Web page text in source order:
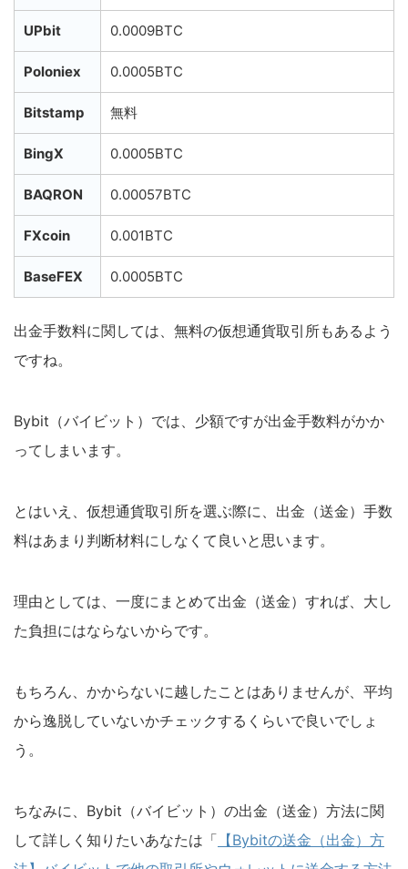
UPbit 0.0009BTC
Poloniex 0.0005BTC
Bitstamp 無料
BingX 0.0005BTC
BAQRON 0.00057BTC
FXcoin 0.001BTC
BaseFEX 0.0005BTC
出金手数料に関しては、無料の仮想通貨取引所もあるよう
ですね。
Bybit（バイビット）では、少額ですが出金手数料がかか
ってしまいます。
とはいえ、仮想通貨取引所を選ぶ際に、出金（送金）手数
料はあまり判断材料にしなくて良いと思います。
理由としては、一度にまとめて出金（送金）すれば、大し
た負担にはならないからです。
もちろん、かからないに越したことはありませんが、平均
から逸脱していないかチェックするくらいで良いでしょ
う。
ちなみに、Bybit（バイビット）の出金（送金）方法に関
して詳しく知りたいあなたは「 【Bybitの送金（出金）方